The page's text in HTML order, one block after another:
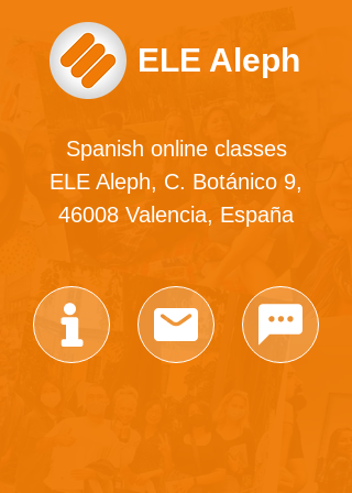
ELE Aleph
Spanish online classes
ELE Aleph, C. Botánico 9,
46008 Valencia, España